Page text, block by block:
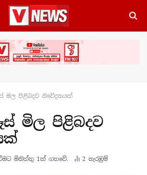
මිල පිළිබදව නිවේදනයක්
මිල පිළිබදව
මිනිත්තු 1ක් ගතවේ. 2 නැරඹු​ම්